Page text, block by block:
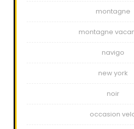
montagne
montagne
navigo
new york
noir
occasion